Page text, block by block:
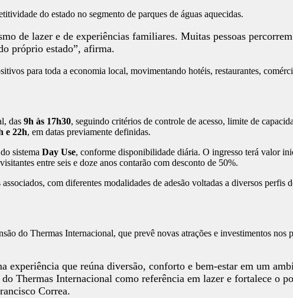
do estado no segmento de parques de águas aquecidas.
de lazer e de experiências familiares. Muitas pessoas
próprio estado”, afirma.
para toda a economia local, movimentando hotéis, restaurantes,
das 9h às 17h30, seguindo critérios de controle de acesso, limite de
e 22h, em datas previamente definidas.
sistema Day Use, conforme disponibilidade diária. O ingresso terá valor
entre seis e doze anos contarão com desconto de 50%.
com diferentes modalidades de adesão voltadas a diversos perfis
do Thermas Internacional, que prevê novas atrações e investimentos
que reúna diversão, conforto e bem-estar em um
Thermas Internacional como referência em lazer e fortalece o
Correa.